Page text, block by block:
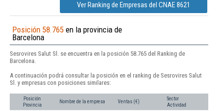
Ver Ranking de Empresas del CNAE 8621
Posición 58.765 en la provincia de
Barcelona
Sesrovires Salut Sl. se encuentra en la posición 58.765 del Ranking de
Barcelona.
A continuación podrá consultar la posición en el ranking de Sesrovires Salut
Sl. y empresas con posiciones similares:
Posición
Provincia
Nombre de la empresa Ventas (€)
Sector
Actividad